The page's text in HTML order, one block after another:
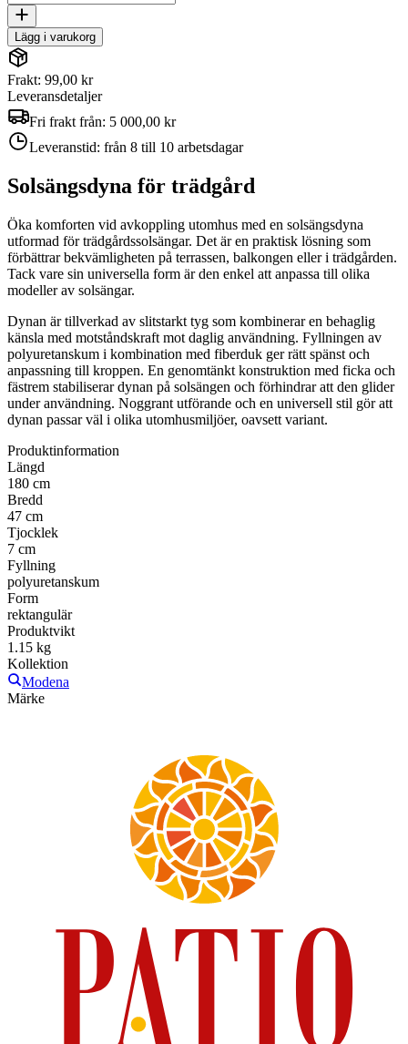
Lägg i varukorg
Frakt: 99,00 kr
Leveransdetaljer
Fri frakt från: 5 000,00 kr
Leveranstid: från 8 till 10 arbetsdagar
Solsängsdyna för trädgård
Öka komforten vid avkoppling utomhus med en solsängsdyna
utformad för trädgårdssolsängar. Det är en praktisk lösning som
förbättrar bekvämligheten på terrassen, balkongen eller i trädgården.
Tack vare sin universella form är den enkel att anpassa till olika
modeller av solsängar.
Dynan är tillverkad av slitstarkt tyg som kombinerar en behaglig
känsla med motståndskraft mot daglig användning. Fyllningen av
polyuretanskum i kombination med fiberduk ger rätt spänst och
anpassning till kroppen. En genomtänkt konstruktion med ficka och
fästrem stabiliserar dynan på solsängen och förhindrar att den glider
under användning. Noggrant utförande och en universell stil gör att
dynan passar väl i olika utomhusmiljöer, oavsett variant.
Produktinformation
Längd
180 cm
Bredd
47 cm
Tjocklek
7 cm
Fyllning
polyuretanskum
Form
rektangulär
Produktvikt
1.15 kg
Kollektion
Modena
Märke